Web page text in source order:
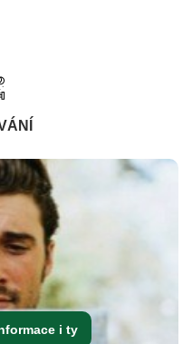
i ty